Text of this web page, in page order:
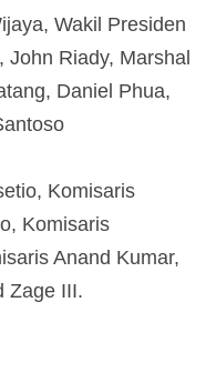
Wakil Presiden
John Riady, Marshal
Daniel Phua,
Komisaris
Komisaris
Anand Kumar,
Zage III.